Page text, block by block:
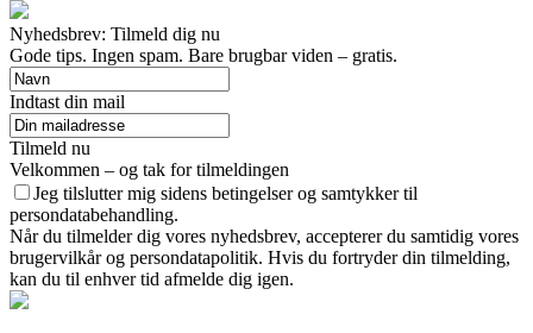
Nyhedsbrev: Tilmeld dig nu
Gode tips. Ingen spam. Bare brugbar viden – gratis.
Indtast din mail
Tilmeld nu
Velkommen – og tak for tilmeldingen
Jeg tilslutter mig sidens betingelser og samtykker til
persondatabehandling.
Når du tilmelder dig vores nyhedsbrev, accepterer du samtidig vores
brugervilkår og persondatapolitik. Hvis du fortryder din tilmelding,
kan du til enhver tid afmelde dig igen.